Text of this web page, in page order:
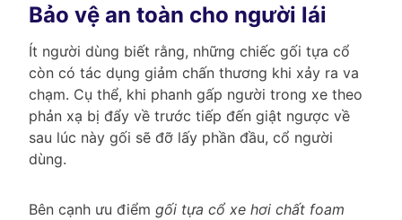
Bảo vệ an toàn cho người lái
Ít người dùng biết rằng, những chiếc gối tựa cổ
còn có tác dụng giảm chấn thương khi xảy ra va
chạm. Cụ thể, khi phanh gấp người trong xe theo
phản xạ bị đẩy về trước tiếp đến giật ngược về
sau lúc này gối sẽ đỡ lấy phần đầu, cổ người
dùng.
Bên cạnh ưu điểm gối tựa cổ xe hơi chất foam